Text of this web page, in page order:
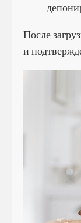
После
и